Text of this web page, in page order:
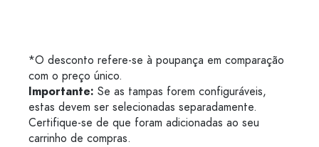
*O desconto refere-se à poupança em comparação
com o preço único.
Importante: Se as tampas forem configuráveis,
estas devem ser selecionadas separadamente.
Certifique-se de que foram adicionadas ao seu
carrinho de compras.